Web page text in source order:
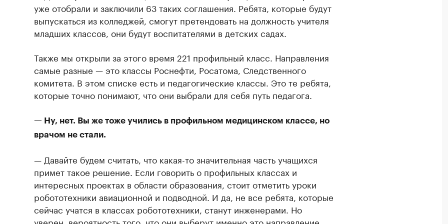
уже отобрали и заключили 63 таких соглашения. Ребята, которые будут
выпускаться из колледжей, смогут претендовать на должность учителя
младших классов, они будут воспитателями в детских садах.
Также мы открыли за этого время 221 профильный класс. Направления
самые разные — это классы Роснефти, Росатома, Следственного
комитета. В этом списке есть и педагогические классы. Это те ребята,
которые точно понимают, что они выбрали для себя путь педагога.
— Ну, нет. Вы же тоже учились в профильном медицинском классе, но
врачом не стали.
— Давайте будем считать, что какая-то значительная часть учащихся
примет такое решение. Если говорить о профильных классах и
интересных проектах в области образования, стоит отметить уроки
робототехники авиационной и подводной. И да, не все ребята, которые
сейчас учатся в классах робототехники, станут инженерами. Но